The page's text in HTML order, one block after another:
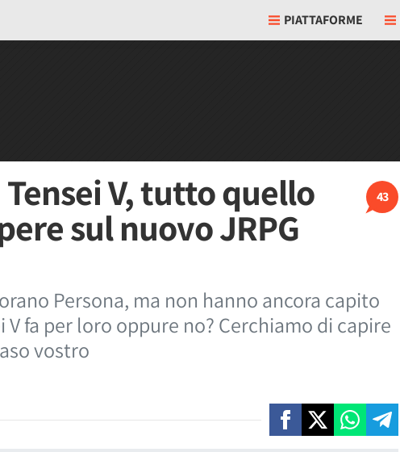
PIATTAFORME
43
V, tutto quello
sul nuovo JRPG
Persona, ma non hanno ancora capito
V fa per loro oppure no? Cerchiamo di capire
vostro